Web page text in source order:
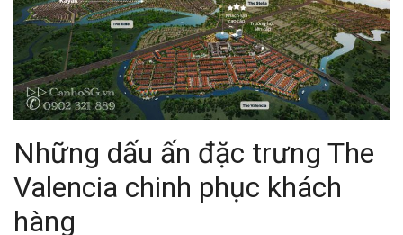
Những dấu ấn đặc trưng The
Valencia chinh phục khách
hàng